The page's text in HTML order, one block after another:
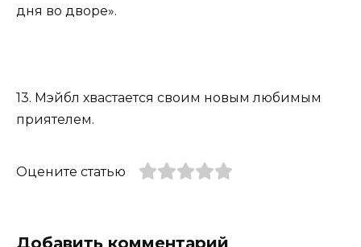
дня во дворе».
13. Мэйбл хвастается своим новым любимым
приятелем.
Оцените статью